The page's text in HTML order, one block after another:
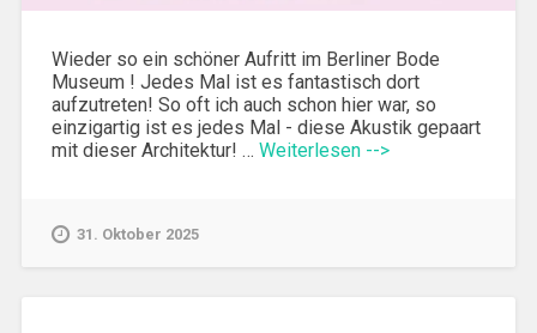
Wieder so ein schöner Aufritt im Berliner Bode
Museum ! Jedes Mal ist es fantastisch dort
aufzutreten! So oft ich auch schon hier war, so
einzigartig ist es jedes Mal - diese Akustik gepaart
mit dieser Architektur! … Weiterlesen -->
31. Oktober 2025